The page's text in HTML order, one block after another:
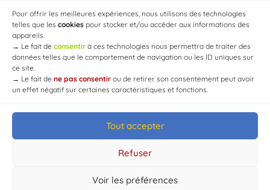
Pour offrir les meilleures expériences, nous utilisons des technologies
telles que les cookies pour stocker et/ou accéder aux informations des
appareils.
→ Le fait de consentir à ces technologies nous permettra de traiter des
données telles que le comportement de navigation ou les ID uniques sur
ce site.
→ Le fait de ne pas consentir ou de retirer son consentement peut avoir
un effet négatif sur certaines caractéristiques et fonctions.
Tout accepter
Refuser
Voir les préférences
© Mairie de Chaource [2004-2024] | Tous droits réservés.
Developed byWEB3-DESIGN